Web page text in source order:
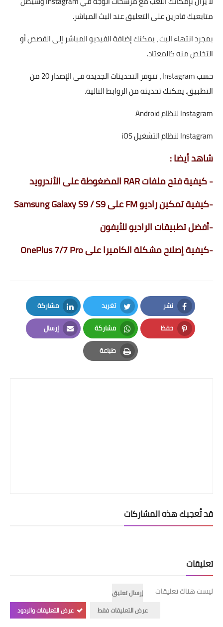
متابعيك قادرين على التعليق عند البث المباشر.
بمجرد انتهاء البث ، يمكنك إضافة الفيديو المباشر إلى القصص أو
التخلص منه كالمعتاد.
حسب Instagram ، تتوفر التحديثات الجديدة في الإصدار 20 من
التطبيق. يمكنك تحديثه من الروابط التالية.
Instagram لنظام Android
Instagram لنظام التشغيل iOS
شاهد أيضا :
-كيفية فتح ملفات RAR المضغوطة على الأندرويد
-كيفية تمكين راديو FM على Samsung Galaxy S9 / S9
-أفضل تطبيقات الراديو للأيفون
-كيفية إصلاح مشكلة الكاميرا على OnePlus 7/7 Pro
نشر
Facebook
تغريد
Twitter
مشاركة
LinkedIn
حفظ
Pinterest
مشاركة
Whatsapp
إرسال
Email
طباعة
Print
قد تُعجبك هذه المشاركات
تعليقات
ليست هناك تعليقات
إرسال تعليق
عرض التعليقات فقط
عرض التعليقات والردود